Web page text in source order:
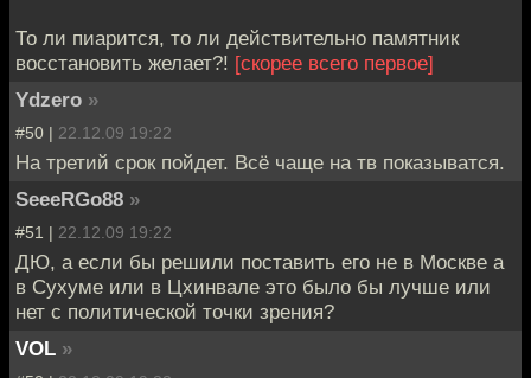
То ли пиарится, то ли действительно памятник
восстановить желает?! [скорее всего первое]
Ydzero »
#50 | 22.12.09 19:22
На третий срок пойдет. Всё чаще на тв показыватся.
SeeeRGo88 »
#51 | 22.12.09 19:22
ДЮ, а если бы решили поставить его не в Москве а
в Сухуме или в Цхинвале это было бы лучше или
нет с политической точки зрения?
VOL »